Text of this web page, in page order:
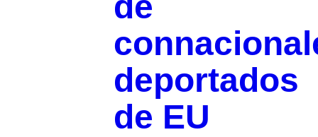
deportados
de EU